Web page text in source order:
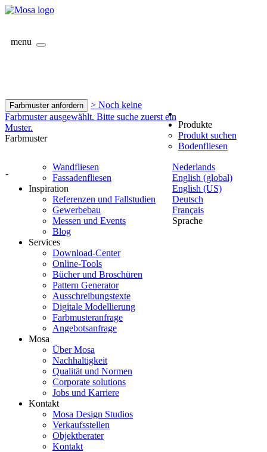
menu
Farbmuster anfordern
> Noch keine
Farbmuster ausgewählt. Bitte suche zuerst ein
Muster.
Farbmuster
-
Nederlands
English (global)
English (US)
Deutsch
Français
Sprache
Produkte
Produkt suchen
Bodenfliesen
Wandfliesen
Fassadenfliesen
Inspiration
Referenzen und Fallstudien
Gewerbebau
Messen und Events
Blog
Services
Download-Center
Online-Tools
Bücher und Broschüren
Pattern Generator
Ausschreibungstexte
Digitale Modellierung
Farbmusteranfrage
Angebotsanfrage
Mosa
Über Mosa
Nachhaltigkeit
Qualität und Normen
Corporate solutions
Jobs und Karriere
Kontakt
Mosa Design Studios
Verkaufsstellen
Objektberater
Kontakt